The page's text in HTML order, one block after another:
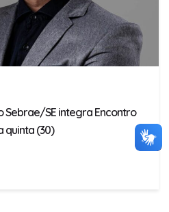
Sebrae/SE integra Encontro
quinta (30)